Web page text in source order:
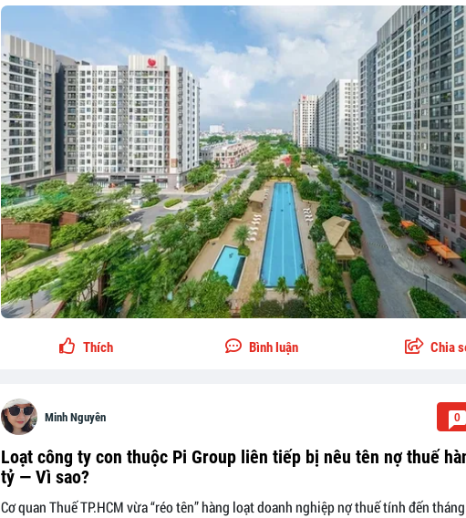
Thích Bình luận Chia
Minh Nguyên 0
Loạt công ty con thuộc Pi Group liên tiếp bị nêu tên nợ thuế
tỷ — Vì sao?
Cơ quan Thuế TP.HCM vừa “réo tên” hàng loạt doanh nghiệp nợ thuế tính đến